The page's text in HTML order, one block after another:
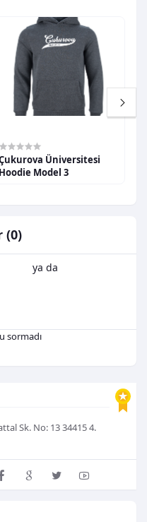
Sk. No: 13 34415 4.
Üniversitesi
Hoodie Model 3
(0)
ya da
sormadı